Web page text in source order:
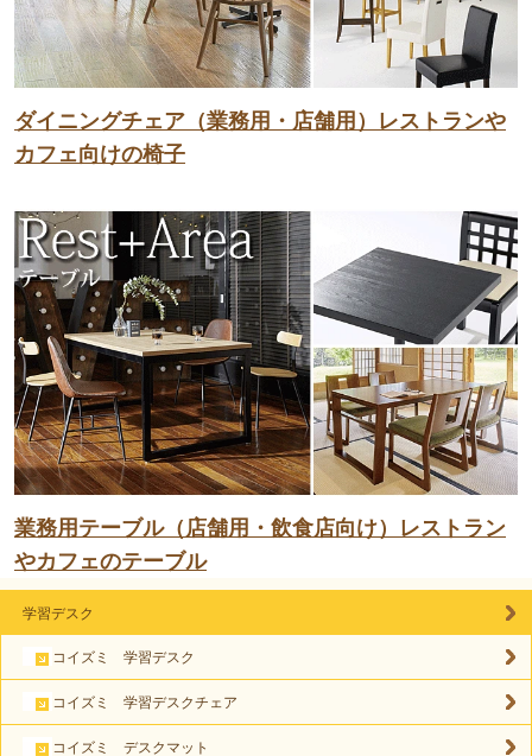
ダイニングチェア（業務用・店舗用）レストランや
カフェ向けの椅子
業務用テーブル（店舗用・飲食店向け）レストラン
やカフェのテーブル
学習デスク
コイズミ 学習デスク
コイズミ 学習デスクチェア
コイズミ デスクマット